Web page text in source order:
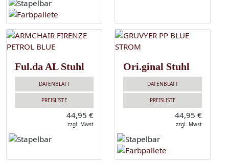
Ful.da AL Stuhl
DATENBLATT
PREISLISTE
44,95 €
zzgl. Mwst
Ori.ginal Stuhl
DATENBLATT
PREISLISTE
44,95 €
zzgl. Mwst